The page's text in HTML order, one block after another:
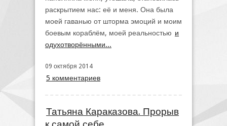
раскрытием нас: её и меня. Она была
моей гаванью от шторма эмоций и моим
боевым кораблём, моей реальностью и
одухотворёнными...
09 октября 2014
5 комментариев
Татьяна Караказова. Прорыв